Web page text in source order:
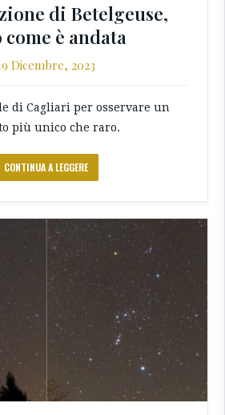
di Betelgeuse,
come è andata
Dicembre, 2023
di Cagliari per osservare un
più unico che raro.
CONTINUA A LEGGERE